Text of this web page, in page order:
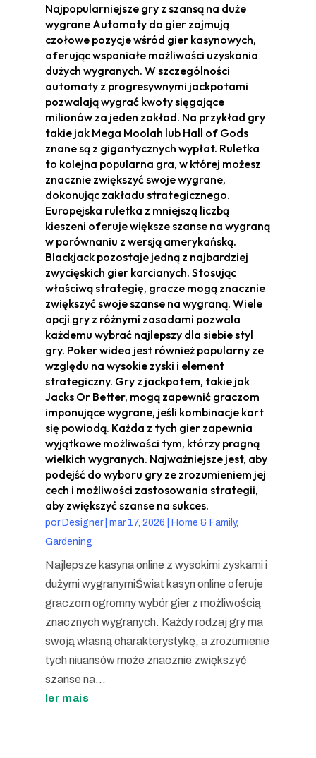
Najpopularniejsze gry z szansą na duże
wygrane Automaty do gier zajmują
czołowe pozycje wśród gier kasynowych,
oferując wspaniałe możliwości uzyskania
dużych wygranych. W szczególności
automaty z progresywnymi jackpotami
pozwalają wygrać kwoty sięgające
milionów za jeden zakład. Na przykład gry
takie jak Mega Moolah lub Hall of Gods
znane są z gigantycznych wypłat. Ruletka
to kolejna popularna gra, w której możesz
znacznie zwiększyć swoje wygrane,
dokonując zakładu strategicznego.
Europejska ruletka z mniejszą liczbą
kieszeni oferuje większe szanse na wygraną
w porównaniu z wersją amerykańską.
Blackjack pozostaje jedną z najbardziej
zwycięskich gier karcianych. Stosując
właściwą strategię, gracze mogą znacznie
zwiększyć swoje szanse na wygraną. Wiele
opcji gry z różnymi zasadami pozwala
każdemu wybrać najlepszy dla siebie styl
gry. Poker wideo jest również popularny ze
względu na wysokie zyski i element
strategiczny. Gry z jackpotem, takie jak
Jacks Or Better, mogą zapewnić graczom
imponujące wygrane, jeśli kombinacje kart
się powiodą. Każda z tych gier zapewnia
wyjątkowe możliwości tym, którzy pragną
wielkich wygranych. Najważniejsze jest, aby
podejść do wyboru gry ze zrozumieniem jej
cech i możliwości zastosowania strategii,
aby zwiększyć szanse na sukces.
porDesigner| mar 17, 2026
Home & Family,
Gardening
Najlepsze kasyna online z wysokimi zyskami i
dużymi wygranymiŚwiat kasyn online oferuje
graczom ogromny wybór gier z możliwością
znacznych wygranych. Każdy rodzaj gry ma
swoją własną charakterystykę, a zrozumienie
tych niuansów może znacznie zwiększyć
szanse na...
ler mais